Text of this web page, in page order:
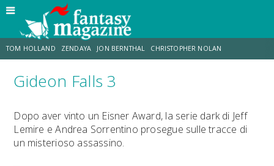
TOM HOLLAND ZENDAYA JON BERNTHAL CHRISTOPHER NOLAN
STRANIMONDI LUCCA COMICS & GAMES
DESTIN DANIEL CRETTON ERIK SOMMERS
Gideon Falls 3
Dopo aver vinto un Eisner Award, la serie dark di Jeff
Lemire e Andrea Sorrentino prosegue sulle tracce di
un misterioso assassino.